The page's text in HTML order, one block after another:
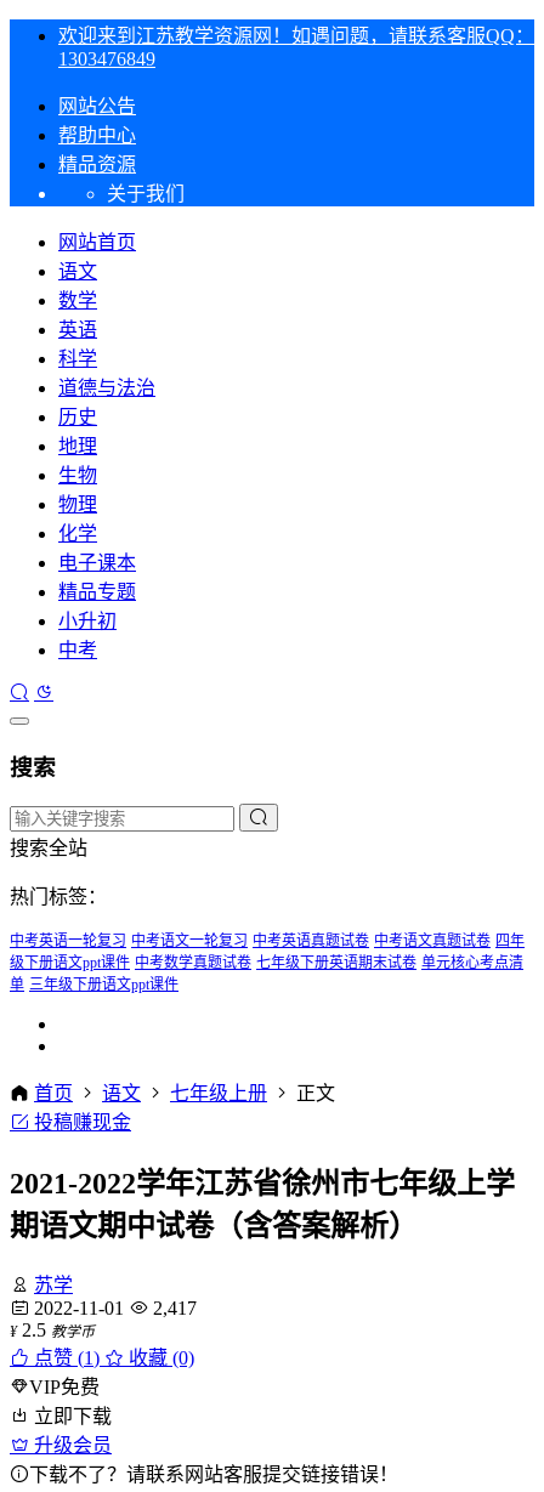
欢迎来到江苏教学资源网！如遇问题，请联系客服QQ：
1303476849
网站公告
帮助中心
精品资源
关于我们
网站首页
语文
数学
英语
科学
道德与法治
历史
地理
生物
物理
化学
电子课本
精品专题
小升初
中考
搜索
搜索全站
热门标签：
中考英语一轮复习 中考语文一轮复习 中考英语真题试卷 中考语文真题试卷 四年
级下册语文ppt课件 中考数学真题试卷 七年级下册英语期末试卷 单元核心考点清
单 三年级下册语文ppt课件
首页 语文 七年级上册
正文
投稿赚现金
2021-2022学年江苏省徐州市七年级上学
期语文期中试卷（含答案解析）
苏学
2022-11-01
2,417
¥ 2.5 教学币
点赞 (1)
收藏 (0)
VIP免费
立即下载
升级会员
下载不了？请联系网站客服提交链接错误！